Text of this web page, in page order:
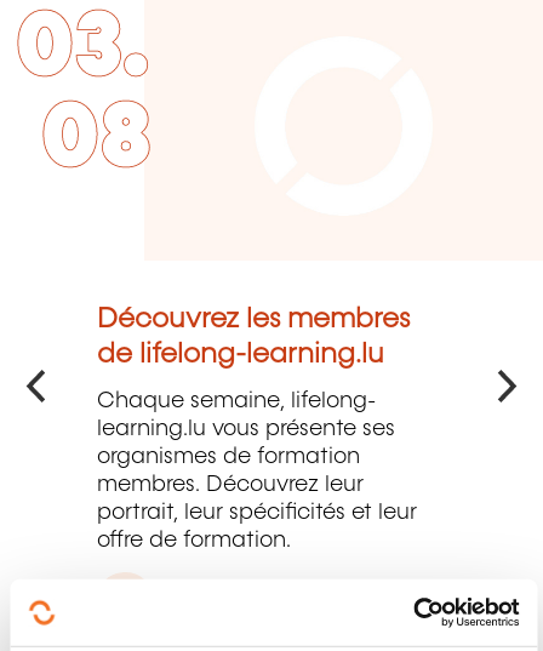
03.
08
Découvrez les membres
de lifelong-learning.lu
Chaque semaine, lifelong-
learning.lu vous présente ses
organismes de formation
membres. Découvrez leur
portrait, leur spécificités et leur
offre de formation.
Découvrez les membres